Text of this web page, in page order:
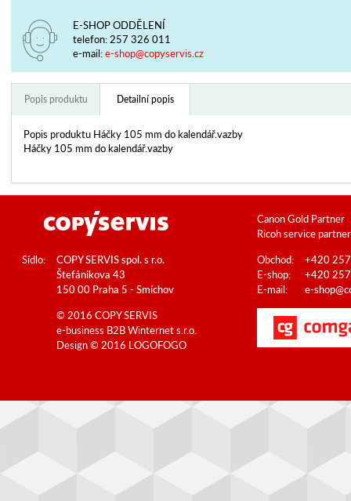
E-SHOP ODDĚLENÍ
telefon: 257 326 011
e-mail:e-shop@copyservis.cz
Popis produktu Detailní popis
Popis produktu Háčky 105 mm do kalendář.vazby
Háčky 105 mm do kalendář.vazby
Canon Gold Partner
Ricoh service partner
Sídlo:
COPY SERVIS spol. s r.o.
Štefánikova 43
150 00 Praha 5 - Smíchov
Obchod:
+420
E-shop:
+420
E-mail:
e-
© 2016 COPY SERVIS
e-business B2BWinternet s.r.o.
Design © 2016 LOGOFOGO